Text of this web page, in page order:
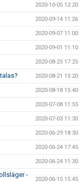
2020-10-05 12:20
2020-09-14 11:26
2020-09-07 11:00
2020-09-01 11:10
2020-08-25 17:25
2020-08-21 15:20
2020-08-18 15:40
2020-07-08 11:55
2020-07-03 11:30
2020-06-29 18:30
2020-06-24 17:45
2020-06-24 11:30
-
2020-06-15 15:45